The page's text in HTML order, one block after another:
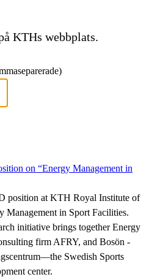
KTHs webbplats.
on “Energy Management in
position at KTH Royal Institute of
Management in Sport Facilities.
initiative brings together Energy
firm AFRY, and Bosön -
Swedish Sports
center.